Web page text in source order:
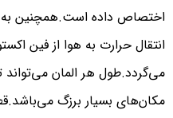
اختصاص داده است.همچنین به